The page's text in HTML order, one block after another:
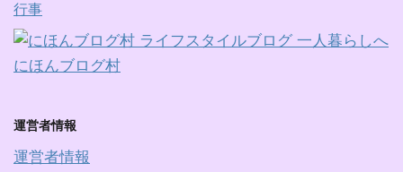
行事
にほんブログ村
運営者情報
運営者情報